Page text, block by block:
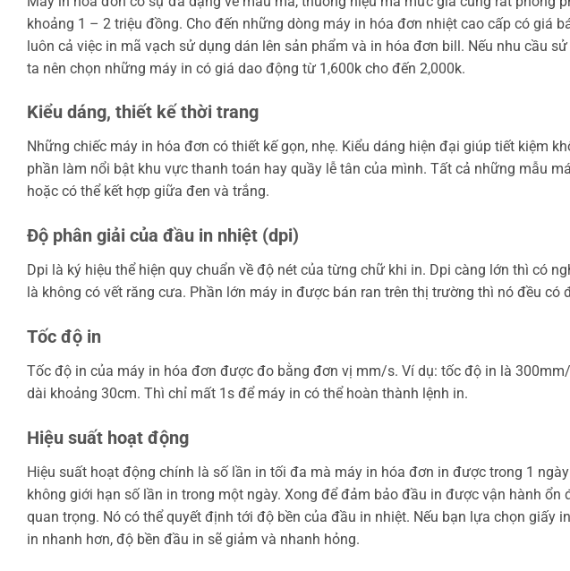
khoảng 1 – 2 triệu đồng. Cho đến những dòng máy in hóa đơn nhiệt cao cấp có giá
luôn cả việc in mã vạch sử dụng dán lên sản phẩm và in hóa đơn bill. Nếu nhu cầu
ta nên chọn những máy in có giá dao động từ 1,600k cho đến 2,000k.
Kiểu dáng, thiết kế thời trang
Những chiếc máy in hóa đơn có thiết kế gọn, nhẹ. Kiểu dáng hiện đại giúp tiết kiệm
phần làm nổi bật khu vực thanh toán hay quầy lễ tân của mình. Tất cả những mẫu
hoặc có thể kết hợp giữa đen và trắng.
Độ phân giải của đầu in nhiệt (dpi)
Dpi là ký hiệu thể hiện quy chuẩn về độ nét của từng chữ khi in. Dpi càng lớn thì có
là không có vết răng cưa. Phần lớn máy in được bán ran trên thị trường thì nó đều có
Tốc độ in
Tốc độ in của máy in hóa đơn được đo bằng đơn vị mm/s. Ví dụ: tốc độ in là
dài khoảng 30cm. Thì chỉ mất 1s để máy in có thể hoàn thành lệnh in.
Hiệu suất hoạt động
Hiệu suất hoạt động chính là số lần in tối đa mà máy in hóa đơn in được trong 1
không giới hạn số lần in trong một ngày. Xong để đảm bảo đầu in được vận hành
quan trọng. Nó có thể quyết định tới độ bền của đầu in nhiệt. Nếu bạn lựa chọn giấy
in nhanh hơn, độ bền đầu in sẽ giảm và nhanh hỏng.